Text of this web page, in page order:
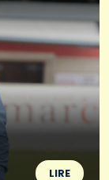
LIRE